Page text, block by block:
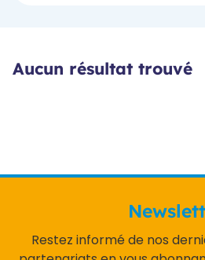
Aucun résultat trouvé
Restez informé de nos